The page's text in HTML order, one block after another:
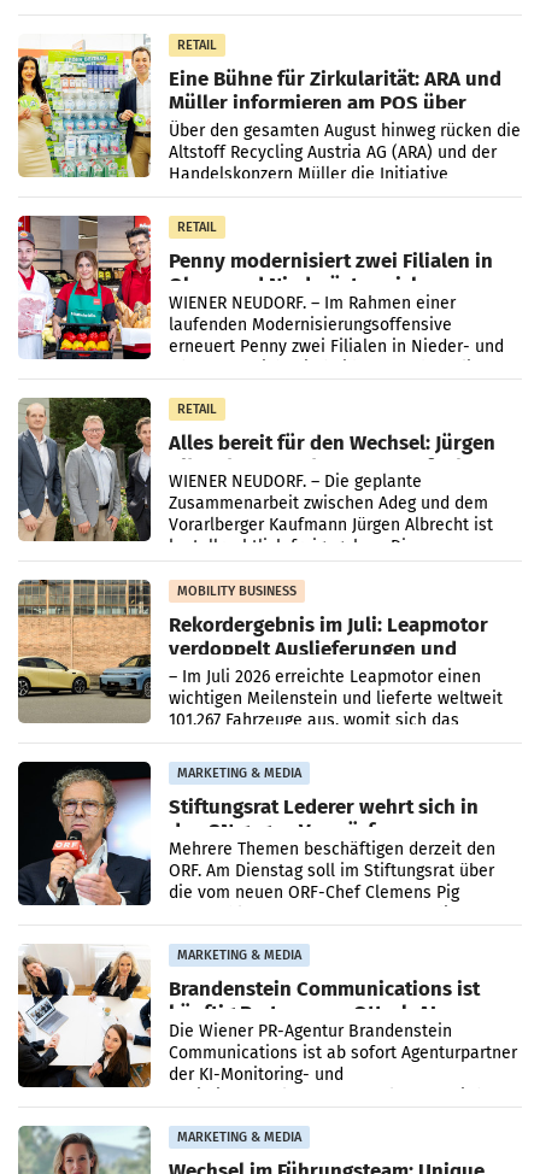
RETAIL
Eine Bühne für Zirkularität: ARA und
Müller informieren am POS über
Kreislauffähigkeit
Über den gesamten August hinweg rücken die
Altstoff Recycling Austria AG (ARA) und der
Handelskonzern Müller die Initiative
„Kreislauf-Helden“ in allen österreichischen
Müller-Filialen
RETAIL
Penny modernisiert zwei Filialen in
Ober- und Niederösterreich
WIENER NEUDORF. – Im Rahmen einer
laufenden Modernisierungsoffensive
erneuert Penny zwei Filialen in Nieder- und
RETAIL
Alles bereit für den Wechsel: Jürgen
Albrecht setzt ab 1.1.2027 auf Adeg
WIENER NEUDORF. – Die geplante
Zusammenarbeit zwischen Adeg und dem
Vorarlberger Kaufmann Jürgen Albrecht ist
kartellrechtlich freigegeben: Die
Bundeswettbewerbsbehörde und der
Bundeskartellanwalt
MOBILITY BUSINESS
Rekordergebnis im Juli: Leapmotor
verdoppelt Auslieferungen und
überschreitet die 100.000er-Marke
– Im Juli 2026 erreichte Leapmotor einen
wichtigen Meilenstein und lieferte weltweit
101.267 Fahrzeuge aus, womit sich das
Ergebnis gegenüber Juli 2025 mehr als
verdoppelte (+102
MARKETING & MEDIA
Stiftungsrat Lederer wehrt sich in
den SN gegen Vorwürfe
Mehrere Themen beschäftigen derzeit den
ORF. Am Dienstag soll im Stiftungsrat über
die vom neuen ORF-Chef Clemens Pig
MARKETING & MEDIA
Brandenstein Communications ist
künftig Partner von OtterlyAI
Die Wiener PR-Agentur Brandenstein
Communications ist ab sofort Agenturpartner
der KI-Monitoring- und
MARKETING & MEDIA